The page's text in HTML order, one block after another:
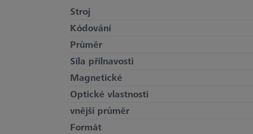
Stroj
Kódování
Průměr
Síla přilnavosti
Magnetické
Optické vlastnosti
vnější průměr
Formát